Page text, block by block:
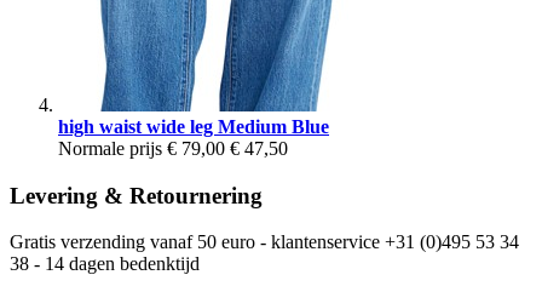
high waist wide leg Medium Blue
Normale prijs € 79,00 € 47,50
Levering & Retournering
Gratis verzending vanaf 50 euro - klantenservice +31 (0)495 53 34
38 - 14 dagen bedenktijd